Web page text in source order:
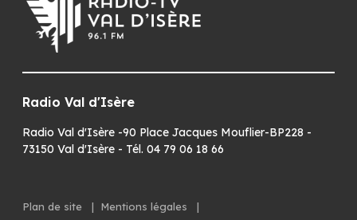
Radio Val d'Isère
Radio Val d'Isère -90 Place Jacques Mouflier-BP228 -
73150 Val d'Isère - Tél. 04 79 06 18 66
Plan de site | Mentions légales |